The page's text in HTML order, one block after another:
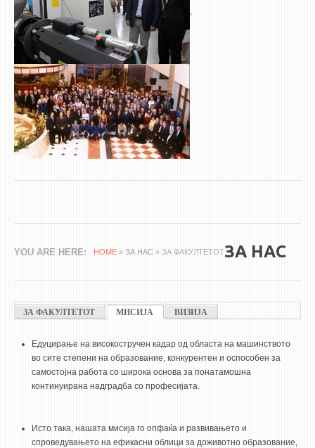
WATERBRIDGING
CIRASIM
ENERGET
AIR QUALITY MODELLING
АКТИ
АКТИ
НАСТАВЕН КАДАР
РЕДОВНИ ПРОФ.
ВОНРЕДНИ ПРОФ.
ДОЦЕНТИ
ЛЕКТОРИ
YOU ARE HERE HOME » ЗА НАС » ЗА ФАКУЛТЕТОТЗА НАС
ЗА ФАКУЛТЕТОТ МИСИЈА (ACTIVE TAB)
ВИЗИЈА
Едуцирање на високостручен кадар од областа на машинството
во сите степени на образование, конкурентен и оспособен за
самостојна работа со широка основа за понатамошна
континуирана надградба со професијата.
Исто така, нашата мисија го опфаќа и развивањето и
спроведувањето на ефикасни облици за доживотно образование,